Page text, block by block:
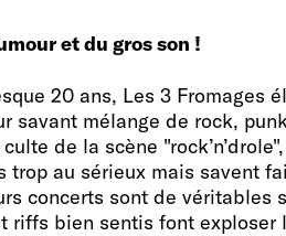
et du gros son !
20 ans, Les 3 Fromages
savant mélange de rock,
de la scène
trop au sérieux mais savent
concerts sont de véritables
riffs bien sentis font exploser